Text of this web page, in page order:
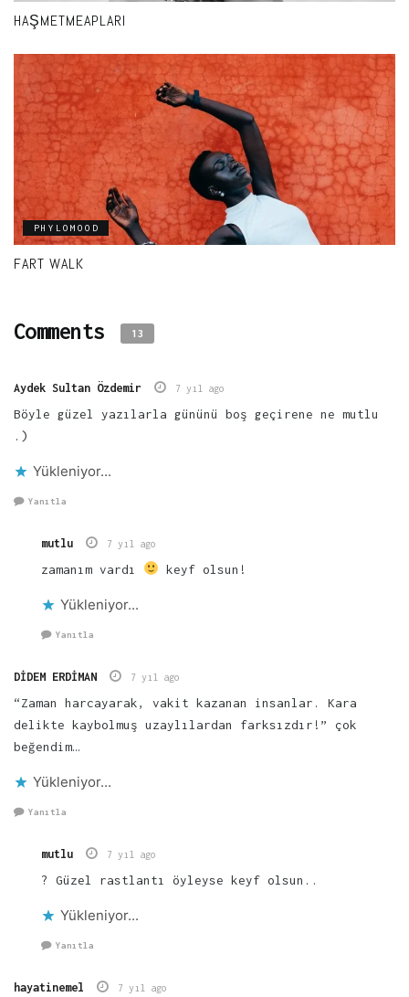
HAŞMETMEAPLARI
PHYLOMOOD
FART WALK
Comments 13
Aydek Sultan Özdemir 7 yıl ago
Böyle güzel yazılarla gününü boş geçirene ne mutlu
.)
Yükleniyor...
Yanıtla
mutlu 7 yıl ago
zamanım vardı keyf olsun!
Yükleniyor...
Yanıtla
DİDEM ERDİMAN 7 yıl ago
“Zaman harcayarak, vakit kazanan insanlar. Kara
delikte kaybolmuş uzaylılardan farksızdır!” çok
beğendim…
Yükleniyor...
Yanıtla
mutlu 7 yıl ago
? Güzel rastlantı öyleyse keyf olsun..
Yükleniyor...
Yanıtla
hayatinemel 7 yıl ago